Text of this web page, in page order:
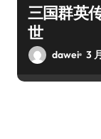
三国群英
世
dawei 3